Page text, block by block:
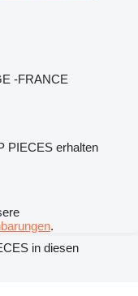
-FRANCE
PIECES erhalten
.
in diesen